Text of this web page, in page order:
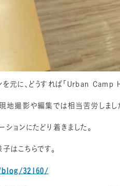
元に、どうすれば「Urban
地撮影や編集では相当苦労しまし
ョンにたどり着きました。
はこちらです。
32160/